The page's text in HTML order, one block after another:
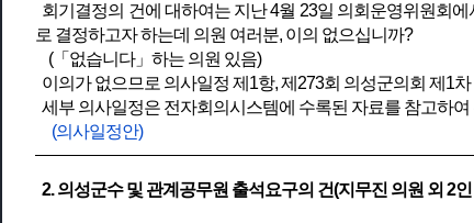
회기결정의 건에 대하여는 지난 4월 23일 의회운영위원회
로 결정하고자 하는데 의원 여러분, 이의 없으십니까?
(「없습니다」하는 의원 있음)
이의가 없으므로 의사일정 제1항, 제273회 의성군의회 제1
세부 의사일정은 전자회의시스템에 수록된 자료를 참고하여
(의사일정안)
2. 의성군수 및 관계공무원 출석요구의 건(지무진 의원 외 2